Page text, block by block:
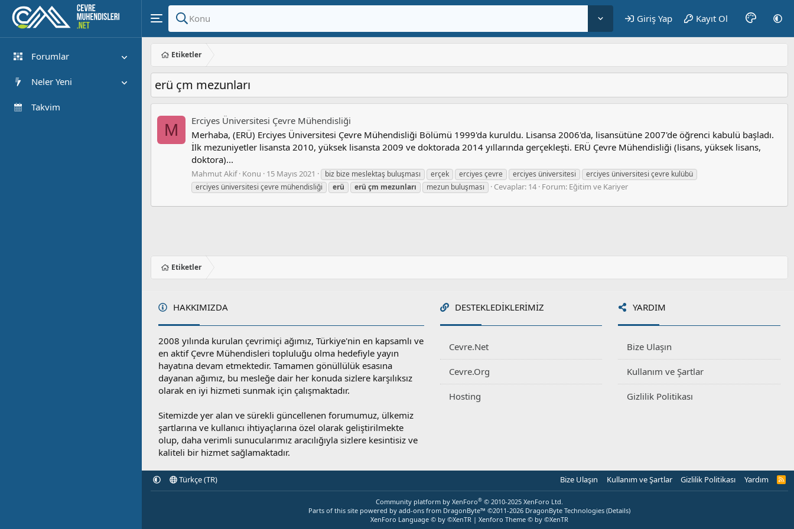
Forumlar
Yeni Mesajlar
Neler Yeni
Öne çıkan içerik
Takvim
Giriş Yap Kayıt Ol
Etiketler
erü çm mezunları
M
Erciyes Üniversitesi Çevre Mühendisliği
Merhaba, (ERÜ) Erciyes Üniversitesi Çevre Mühendisliği Bölümü 1999'da kuruldu. Lisansa 2006'da, lisansütüne 2007'de öğrenci kabulü başladı.
İlk mezuniyetler lisansta 2010, yüksek lisansta 2009 ve doktorada 2014 yıllarında gerçekleşti. ERÜ Çevre Mühendisliği (lisans, yüksek lisans,
doktora)...
Mahmut Akif Konu 15 Mayıs 2021 biz bize meslektaş buluşması erçek erciyes çevre erciyes üniversitesi
erciyes üniversitesi çevre kulübü
erciyes üniversitesi çevre mühendisliği
erü erü çm mezunları mezun buluşması Cevaplar: 14 Forum: Eğitim ve Kariyer
Etiketler
HAKKIMIZDA
2008 yılında kurulan çevrimiçi ağımız, Türkiye'nin en kapsamlı ve
en aktif Çevre Mühendisleri topluluğu olma hedefiyle yayın
hayatına devam etmektedir. Tamamen gönüllülük esasına
dayanan ağımız, bu mesleğe dair her konuda sizlere karşılıksız
olarak en iyi hizmeti sunmak için çalışmaktadır.
Sitemizde yer alan ve sürekli güncellenen forumumuz, ülkemiz
şartlarına ve kullanıcı ihtiyaçlarına özel olarak geliştirilmekte
olup, daha verimli sunucularımız aracılığıyla sizlere kesintisiz ve
kaliteli bir hizmet sağlamaktadır.
DESTEKLEDIKLERIMIZ
Cevre.Net
Cevre.Org
Hosting
YARDIM
Bize Ulaşın
Kullanım ve Şartlar
Gizlilik Politikası
Türkçe (TR) Bize Ulaşın Kullanım ve Şartlar Gizlilik Politikası Yardım
R
Community platform by XenForo® © 2010-2025 XenForo Ltd.
Parts of this site powered by add-ons from DragonByte™ ©2011-2026 DragonByte Technologies (Details)
XenForo Language © by ©XenTR | Xenforo Theme © by ©XenTR